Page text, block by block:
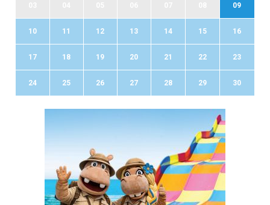
09
10 11 12 13 14 15 16
17 18 19 20 21 22 23
24 25 26 27 28 29 30